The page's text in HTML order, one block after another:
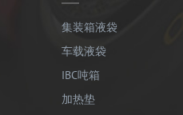
集装箱液袋
车载液袋
IBC吨箱
加热垫